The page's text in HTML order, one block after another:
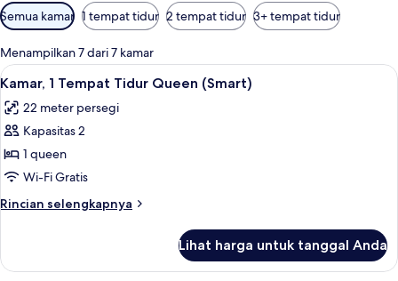
Filter
tersedia
untuk
kamar
Semua kamar 1 tempat tidur 2 tempat tidur 3+ tempat tidur
Menampilkan 7 dari 7 kamar
Lihat
semua
foto
untuk
Kamar,
1
Tempat
Tidur
(Smart)
Kamar, 1 Tempat Tidur Queen
4
Kamar, 1 Tempat Tidur Queen (Smart)
22 meter persegi
Kapasitas 2
1 queen
Wi-Fi Gratis
Rincian selengkapnya
Rincian
Kamar,
Lihat harga untuk tanggal Anda